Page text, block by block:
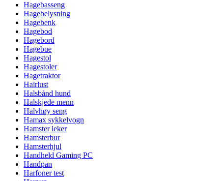
Hagebasseng
Hagebelysning
Hagebenk
Hagebod
Hagebord
Hagebue
Hagestol
Hagestoler
Hagetraktor
Hairlust
Halsbånd hund
Halskjede menn
Halvhøy seng
Hamax sykkelvogn
Hamster leker
Hamsterbur
Hamsterhjul
Handheld Gaming PC
Handpan
Harfoner test